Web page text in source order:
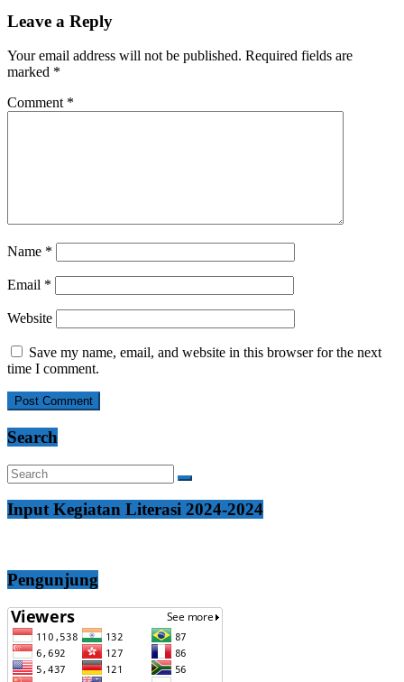
Leave a Reply
Your email address will not be published. Required fields are
marked *
Comment *
Name *
Email *
Website
Save my name, email, and website in this browser for the next
time I comment.
Search
Input Kegiatan Literasi 2024-2024
Pengunjung